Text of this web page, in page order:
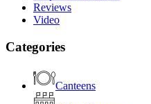
Reviews
Video
Categories
Canteens